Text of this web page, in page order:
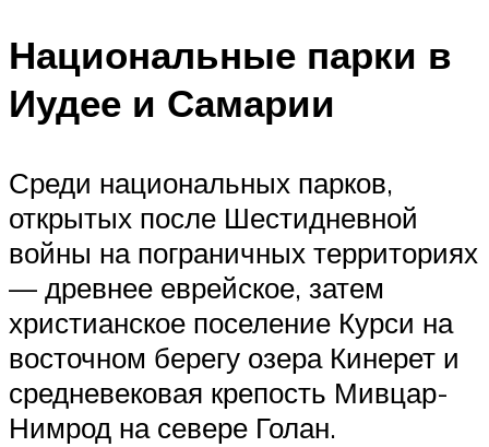
Национальные парки в
Иудее и Самарии
Среди национальных парков,
открытых после Шестидневной
войны на пограничных территориях
— древнее еврейское, затем
христианское поселение Курси на
восточном берегу озера Кинерет и
средневековая крепость Мивцар-
Нимрод на севере Голан.